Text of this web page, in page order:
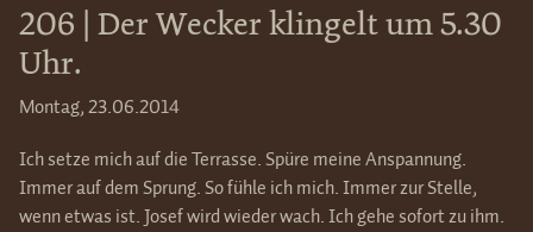
206 | Der Wecker klingelt um 5.30
Uhr.
Montag, 23.06.2014
Ich setze mich auf die Terrasse. Spüre meine Anspannung.
Immer auf dem Sprung. So fühle ich mich. Immer zur Stelle,
wenn etwas ist. Josef wird wieder wach. Ich gehe sofort zu ihm.